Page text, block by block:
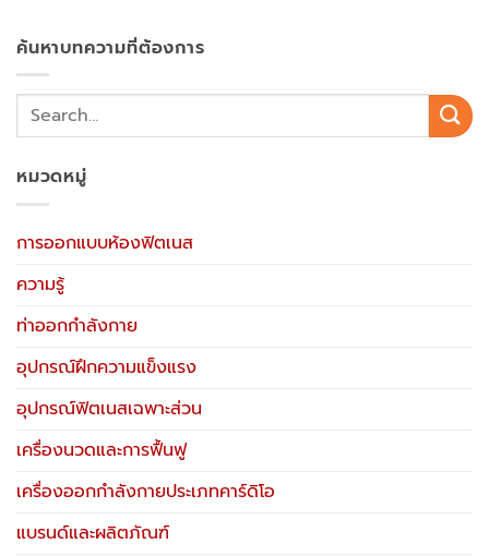
ค้นหาบทความที่ต้องการ
หมวดหมู่
การออกแบบห้องฟิตเนส
ความรู้
ท่าออกกำลังกาย
อุปกรณ์ฝึกความแข็งแรง
อุปกรณ์ฟิตเนสเฉพาะส่วน
เครื่องนวดและการฟื้นฟู
เครื่องออกกำลังกายประเภทคาร์ดิโอ
แบรนด์และผลิตภัณฑ์